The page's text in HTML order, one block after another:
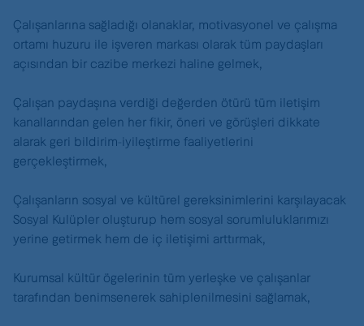
Çalışanlarına sağladığı olanaklar, motivasyonel ve çalışma
ortamı huzuru ile işveren markası olarak tüm paydaşları
açısından bir cazibe merkezi haline gelmek,
Çalışan paydaşına verdiği değerden ötürü tüm iletişim
kanallarından gelen her fikir, öneri ve görüşleri dikkate
alarak geri bildirim-iyileştirme faaliyetlerini
gerçekleştirmek,
Çalışanların sosyal ve kültürel gereksinimlerini karşılayacak
Sosyal Kulüpler oluşturup hem sosyal sorumluluklarımızı
yerine getirmek hem de iç iletişimi arttırmak,
Kurumsal kültür ögelerinin tüm yerleşke ve çalışanlar
tarafından benimsenerek sahiplenilmesini sağlamak,